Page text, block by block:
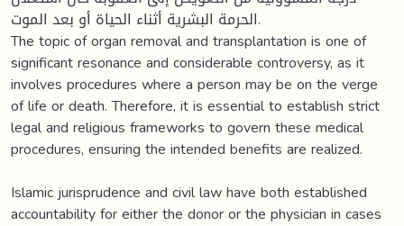
الحرمة البشرية أثناء الحياة أو بعد الموت.
The topic of organ removal and transplantation is one of
significant resonance and considerable controversy, as it
involves procedures where a person may be on the verge
of life or death. Therefore, it is essential to establish strict
legal and religious frameworks to govern these medical
procedures, ensuring the intended benefits are realized.
Islamic jurisprudence and civil law have both established
accountability for either the donor or the physician in cases